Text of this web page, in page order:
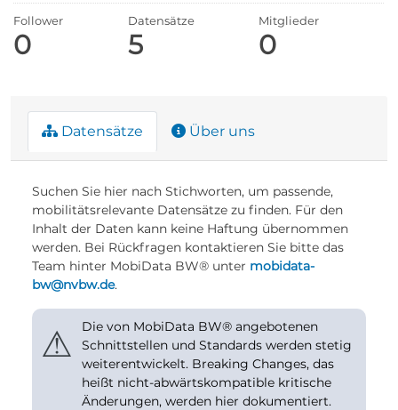
Follower
0
Datensätze
5
Mitglieder
0
Datensätze Über uns
Suchen Sie hier nach Stichworten, um passende,
mobilitätsrelevante Datensätze zu finden. Für den
Inhalt der Daten kann keine Haftung übernommen
werden. Bei Rückfragen kontaktieren Sie bitte das
Team hinter MobiData BW® unter mobidata-
bw@nvbw.de.
⚠
Die von MobiData BW® angebotenen
Schnittstellen und Standards werden stetig
weiterentwickelt. Breaking Changes, das
heißt nicht-abwärtskompatible kritische
Änderungen, werden hier dokumentiert.